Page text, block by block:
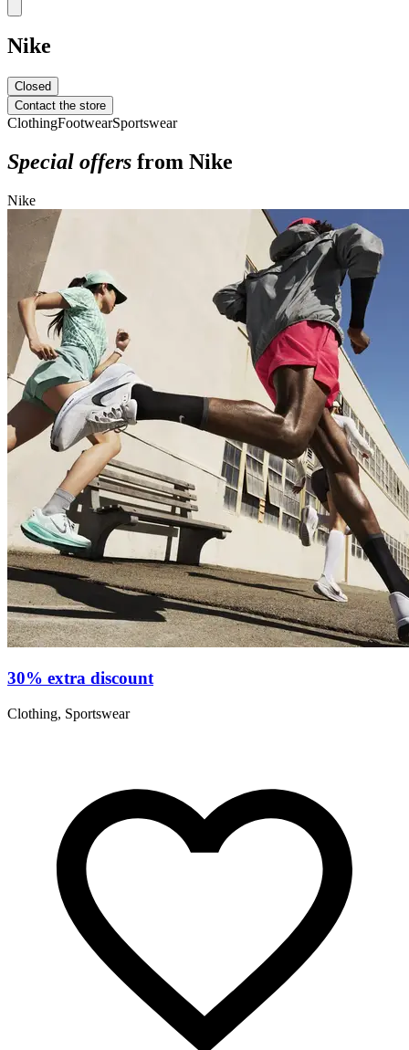
Nike
Closed
Contact the store
ClothingFootwearSportswear
Special offers from Nike
Nike
30% extra discount
Clothing, Sportswear